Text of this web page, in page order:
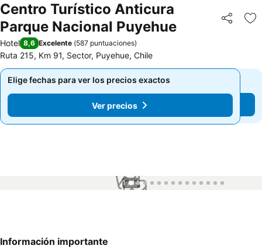
Centro Turístico Anticura
Parque Nacional Puyehue
Compartir
Hotel 8,6 Excelente (587 puntuaciones)
Ruta 215, Km 91, Sector, Puyehue, Chile
Elige fechas para ver los precios exactos
Ver precios
Elige fechas para ver los precios exactos
Ver precios
1 / 14
Información importante